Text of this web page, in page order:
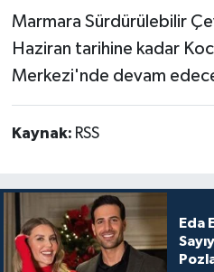
Marmara Sürdürülebilir
Haziran tarihine kadar
Merkezi'nde devam
Kaynak: RSS
Eda